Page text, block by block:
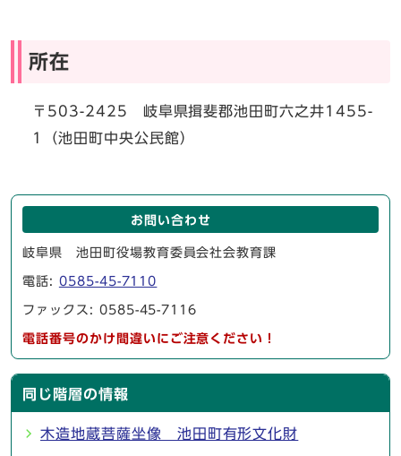
所在
〒503-2425 岐阜県揖斐郡池田町六之井1455-
1（池田町中央公民館）
お問い合わせ
岐阜県 池田町役場教育委員会社会教育課
電話: 0585-45-7110
ファックス: 0585-45-7116
電話番号のかけ間違いにご注意ください！
同じ階層の情報
木造地蔵菩薩坐像 池田町有形文化財